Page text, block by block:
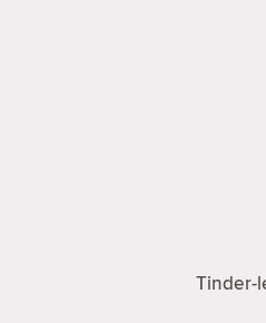
Tinder-